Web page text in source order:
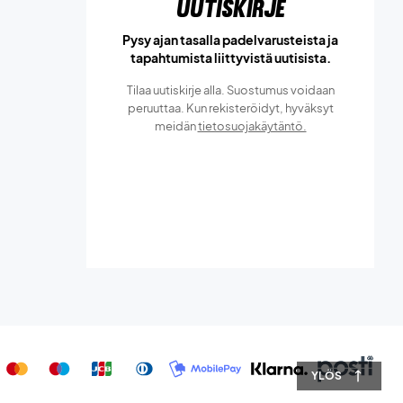
YLÖS
Uutiskirje
Pysy ajan tasalla padelvarusteista ja
tapahtumista liittyvistä uutisista.
Tilaa uutiskirje alla. Suostumus voidaan
peruuttaa. Kun rekisteröidyt, hyväksyt
meidäntietosuojakäytäntö.